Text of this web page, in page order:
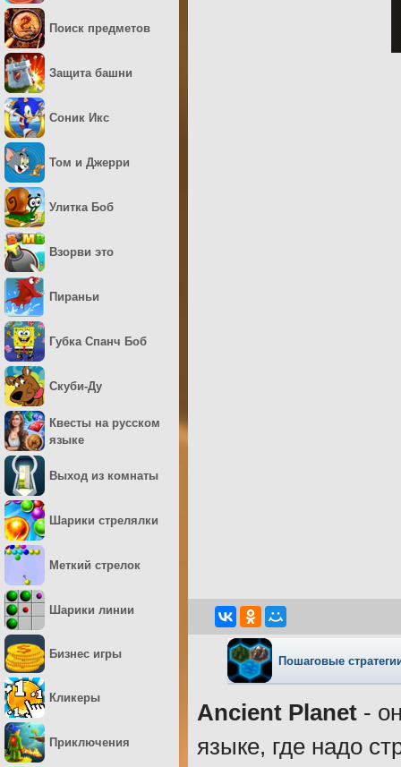
Пошаговые
Ancient Planet -
языке, где надо
Поиск предметов
Защита башни
Соник Икс
Том и Джерри
Улитка Боб
Взорви это
Пираньи
Губка Спанч Боб
Скуби-Ду
Квесты на русском
языке
Выход из комнаты
Шарики стрелялки
Меткий стрелок
Шарики линии
Бизнес игры
Кликеры
Приключения